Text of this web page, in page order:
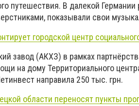
путешествия. В далекой
показывали свои
городской центр
завод (АКХЗ) в рамках
на дому Территориального
направила 250 тыс. грн.
области переносят пункты